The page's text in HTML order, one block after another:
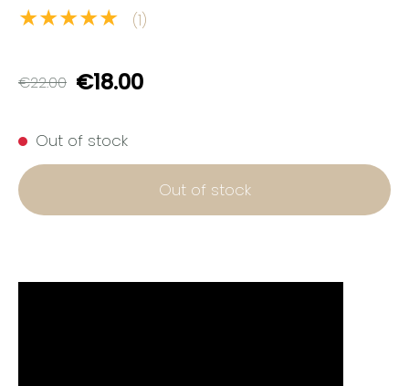
★★★★★ (1)
€22.00 €18.00
Out of stock
Out of stock